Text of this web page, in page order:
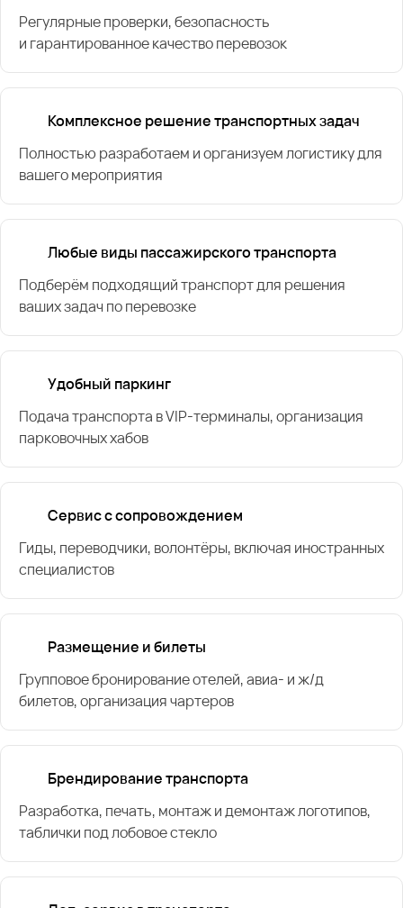
Регулярные проверки, безопасность
и гарантированное качество перевозок
Комплексное решение транспортных задач
Полностью разработаем и организуем логистику для
вашего мероприятия
Любые виды пассажирского транспорта
Подберём подходящий транспорт для решения
ваших задач по перевозке
Удобный паркинг
Подача транспорта в VIP-терминалы, организация
парковочных хабов
Сервис с сопровождением
Гиды, переводчики, волонтёры, включая иностранных
специалистов
Размещение и билеты
Групповое бронирование отелей, авиа- и ж/д
билетов, организация чартеров
Брендирование транспорта
Разработка, печать, монтаж и демонтаж логотипов,
таблички под лобовое стекло